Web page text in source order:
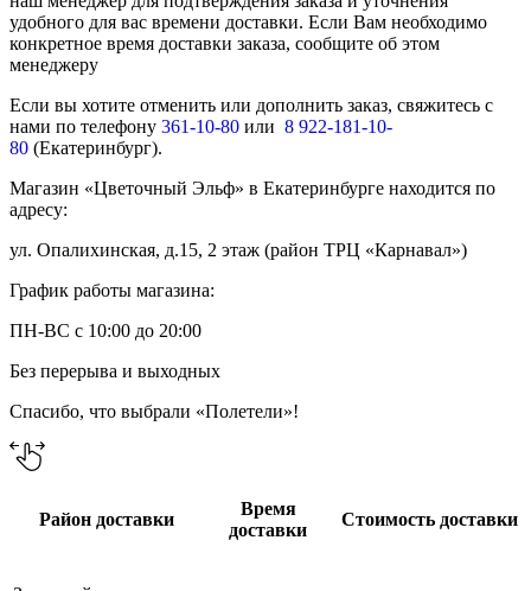
удобного для вас времени доставки. Если Вам необходимо
конкретное время доставки заказа, сообщите об этом
менеджеру
Если вы хотите отменить или дополнить заказ, свяжитесь с
нами по телефону 361-10-80 или 8 922-181-10-
80 (Екатеринбург).
Магазин «Цветочный Эльф» в Екатеринбурге находится по
адресу:
ул. Опалихинская, д.15, 2 этаж (район ТРЦ «Карнавал»)
График работы магазина:
ПН-ВС с 10:00 до 20:00
Без перерыва и выходных
Спасибо, что выбрали «Полетели»!
Район доставки
Время
доставки
Стоимость доставки